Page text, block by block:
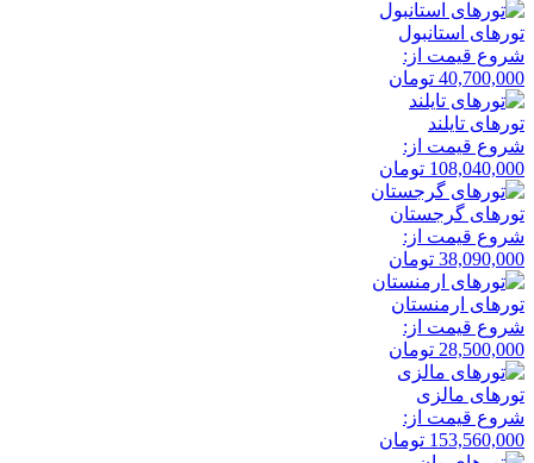
تور‌های استانبول
شروع قیمت از:
40,700,000 تومان
تور‌های تایلند
شروع قیمت از:
108,040,000 تومان
تور‌های گرجستان
شروع قیمت از:
38,090,000 تومان
تور‌های ارمنستان
شروع قیمت از:
28,500,000 تومان
تور‌های مالزی
شروع قیمت از:
153,560,000 تومان